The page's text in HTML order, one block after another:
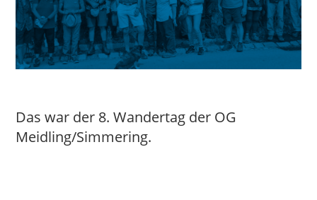
Das war der 8. Wandertag der OG
Meidling/Simmering.